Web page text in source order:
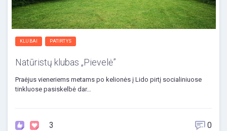
KLUBAI PATIRTYS
Natūristų klubas „Pievelė”
Praėjus vieneriems metams po kelionės į Lido pirtį socialiniuose
tinkluose pasiskelbė dar…
3 0